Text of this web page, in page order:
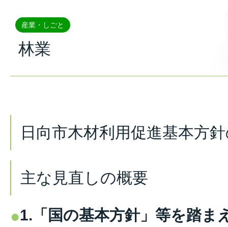
産業・しごと
林業
日向市木材利用促進基本方
主な見直しの概要
1.「国の基本方針」等を踏ま